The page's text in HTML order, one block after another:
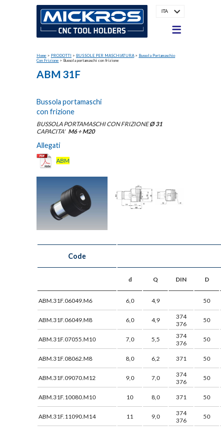
ITA
Home > PRODOTTI > BUSSOLE PER MASCHIATURA> Bussola Portamaschio
Con Frizione > Bussola portamaschi con frizione
ABM 31F
Bussola portamaschi
con frizione
BUSSOLA PORTAMASCHI CON FRIZIONEØ 31
CAPACITA' M6 ÷ M20
Allegati
ABM
Code
d Q DIN D
ABM.31F.06049.M6 6,0 4,9 50
ABM.31F.06049.M8 6,0 4,9
374
376
50
ABM.31F.07055.M10 7,0 5,5
374
376
50
ABM.31F.08062.M8 8,0 6,2 371 50
ABM.31F.09070.M12 9,0 7,0
374
376
50
ABM.31F.10080.M10 10 8,0 371 50
ABM.31F.11090.M14 11 9,0
374
376
50